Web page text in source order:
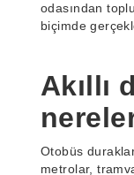
odasından
biçimde
Akıllı
Otobüs
metrolar,